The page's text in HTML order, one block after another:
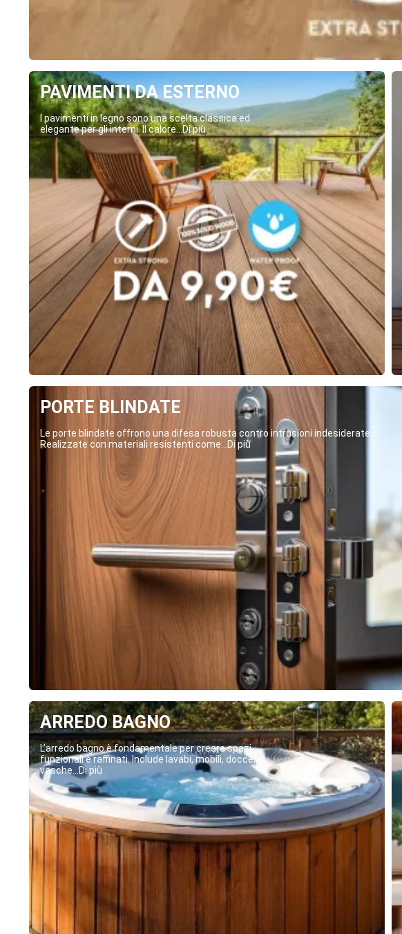
PAVIMENTI DA ESTERNO
I pavimenti in legno sono una scelta classica ed
elegante per gli interni. Il calore...Di più
PORTE BLINDATE
Le porte blindate offrono una difesa robusta contro intrusioni indesiderate.
Realizzate con materiali resistenti come...Di più
ARREDO BAGNO
L’arredo bagno è fondamentale per creare spazi
funzionali e raffinati. Include lavabi, mobili, docce,
vasche...Di più